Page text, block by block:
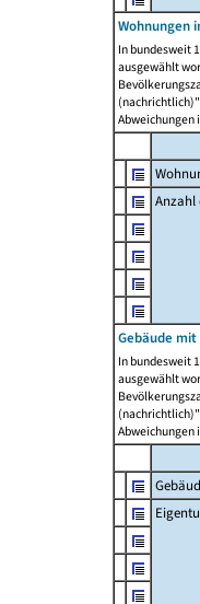
Wohnungen
In bundesweit
ausgewählt
Abweichungen
Anzahl
Gebäude
In bundesweit
ausgewählt
Abweichungen